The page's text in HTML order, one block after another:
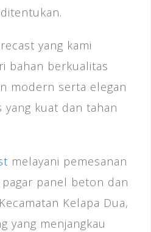
yang kami
bahan berkualitas
modern serta elegan
yang kuat dan tahan
melayani pemesanan
panel beton dan
Kelapa Dua,
yang menjangkau